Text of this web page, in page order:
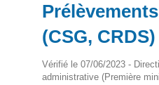
(CSG, CRDS)
Vérifié le 07/06/2023 -
administrative (Première